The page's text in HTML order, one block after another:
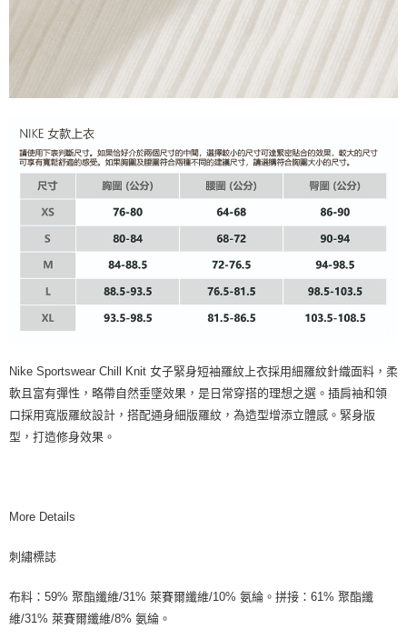
Nike Sportswear Chill Knit 女子緊身短袖羅紋上衣採用細羅紋針織面料，柔
軟且富有彈性，略帶自然垂墜效果，是日常穿搭的理想之選。插肩袖和領
口採用寬版羅紋設計，搭配通身細版羅紋，為造型增添立體感。緊身版
型，打造修身效果。
More Details
刺繡標誌
布料：59% 聚酯纖維/31% 萊賽爾纖維/10% 氨綸。拼接：61% 聚酯纖
維/31% 萊賽爾纖維/8% 氨綸。